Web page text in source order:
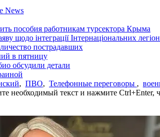
News
пособия работникам турсектора Крыма
щодо інтеграції Інтернаціональних
пострадавших
в пятницу
обсудили детали
, ПВО, Телефонные переговоры ,
необходимый текст и нажмите Ctrl+Enter,